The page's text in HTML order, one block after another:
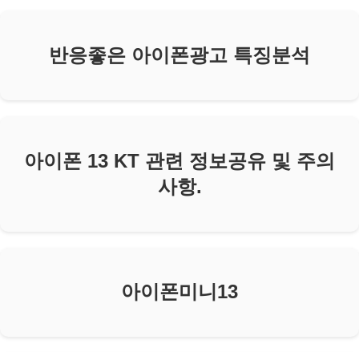
반응좋은 아이폰광고 특징분석
아이폰 13 KT 관련 정보공유 및 주의
사항.
아이폰미니13